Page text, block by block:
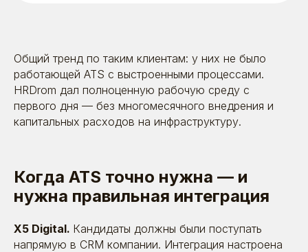
Общий тренд по таким клиентам: у них не было
работающей ATS с выстроенными процессами.
HRDrom дал полноценную рабочую среду с
первого дня — без многомесячного внедрения и
капитальных расходов на инфраструктуру.
Когда ATS точно нужна — и
нужна правильная интеграция
X5 Digital. Кандидаты должны были поступать
напрямую в CRM компании. Интеграция настроена
компании»
25.02.2026